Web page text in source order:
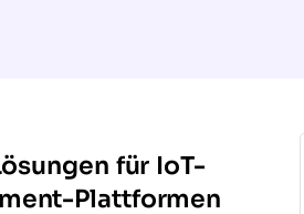
für IoT-
Plattformen